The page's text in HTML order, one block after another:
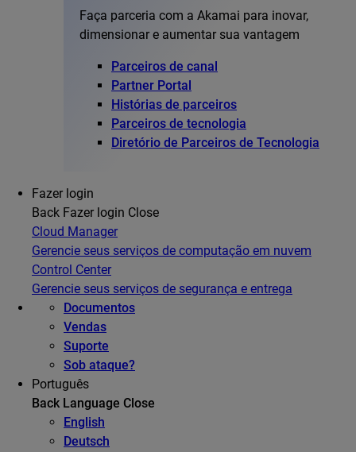
Faça parceria com a Akamai para inovar,
dimensionar e aumentar sua vantagem
Parceiros de canal
Partner Portal
Histórias de parceiros
Parceiros de tecnologia
Diretório de Parceiros de Tecnologia
Fazer login
Back Fazer login Close
Cloud Manager
Gerencie seus serviços de computação em nuvem
Control Center
Gerencie seus serviços de segurança e entrega
Documentos
Vendas
Suporte
Sob ataque?
Português
Back Language Close
English
Deutsch